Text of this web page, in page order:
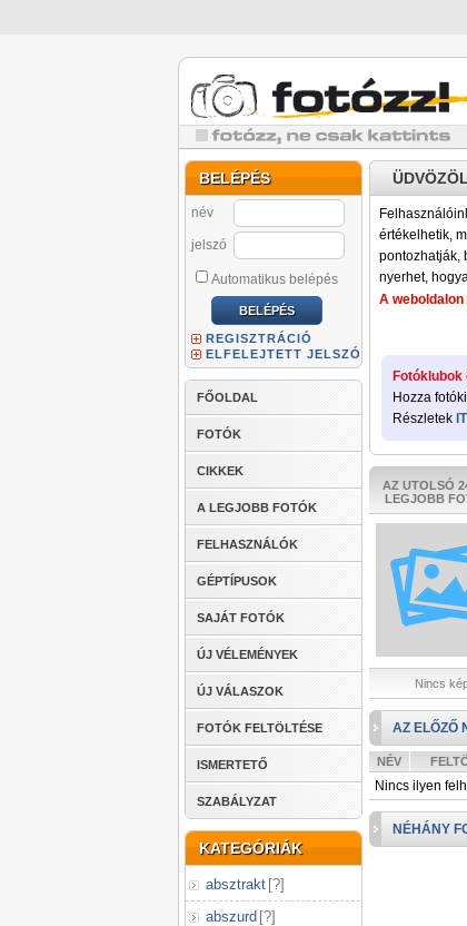
BELÉPÉS
név
jelszó
Automatikus belépés
REGISZTRÁCIÓ
ELFELEJTETT JELSZÓ
FŐOLDAL
FOTÓK
CIKKEK
A LEGJOBB FOTÓK
FELHASZNÁLÓK
GÉPTÍPUSOK
SAJÁT FOTÓK
ÚJ VÉLEMÉNYEK
ÚJ VÁLASZOK
FOTÓK FELTÖLTÉSE
ISMERTETŐ
SZABÁLYZAT
KATEGÓRIÁK
absztrakt [?]
abszurd [?]
értékelhetik,
pontozhatják,
nyerhet,
A
Hozza
Részletek
AZ UTOLSÓ
LEGJOBB
Nincs
AZ ELŐZŐ
NÉV
Nincs ilyen
NÉHÁNY